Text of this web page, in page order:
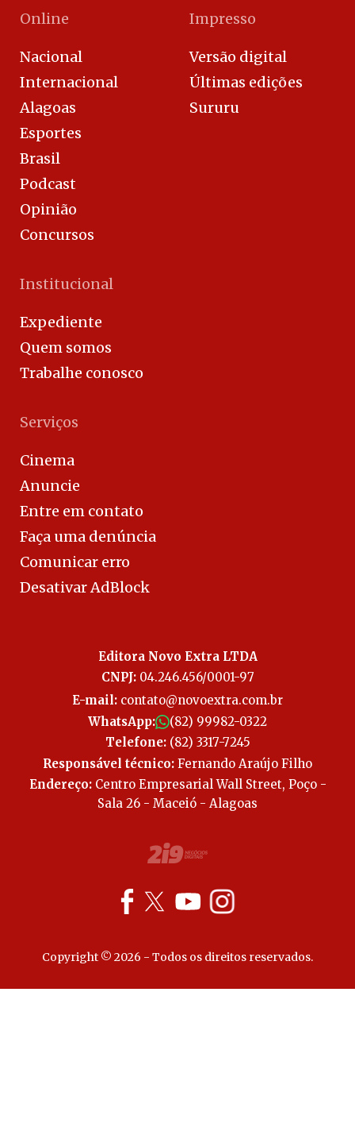
Online
Nacional
Internacional
Alagoas
Esportes
Brasil
Podcast
Opinião
Concursos
Impresso
Versão digital
Últimas edições
Sururu
Institucional
Expediente
Quem somos
Trabalhe conosco
Serviços
Cinema
Anuncie
Entre em contato
Faça uma denúncia
Comunicar erro
Desativar AdBlock
Editora Novo Extra LTDA
CNPJ:04.246.456/0001-97
E-mail: contato@novoextra.com.br
WhatsApp:
(82) 99982-0322
Telefone:(82) 3317-7245
Responsável técnico: Fernando Araújo Filho
Endereço:Centro Empresarial Wall Street, Poço -
Sala 26 - Maceió - Alagoas
Copyright © 2026 - Todos os direitos reservados.